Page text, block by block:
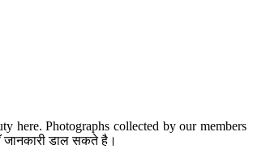
here. Photographs collected by our members
डाल सकते है।